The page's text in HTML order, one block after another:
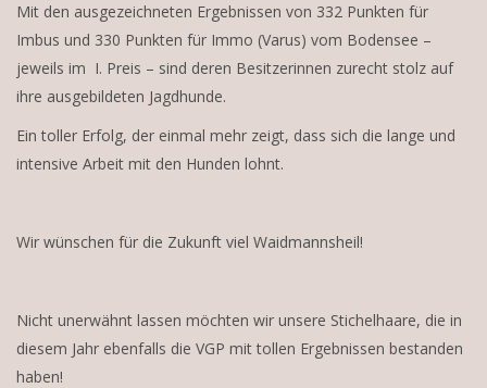
Mit den ausgezeichneten Ergebnissen von 332 Punkten für
Imbus und 330 Punkten für Immo (Varus) vom Bodensee –
jeweils im I. Preis – sind deren Besitzerinnen zurecht stolz auf
ihre ausgebildeten Jagdhunde.
Ein toller Erfolg, der einmal mehr zeigt, dass sich die lange und
intensive Arbeit mit den Hunden lohnt.
Wir wünschen für die Zukunft viel Waidmannsheil!
Nicht unerwähnt lassen möchten wir unsere Stichelhaare, die in
diesem Jahr ebenfalls die VGP mit tollen Ergebnissen bestanden
haben!